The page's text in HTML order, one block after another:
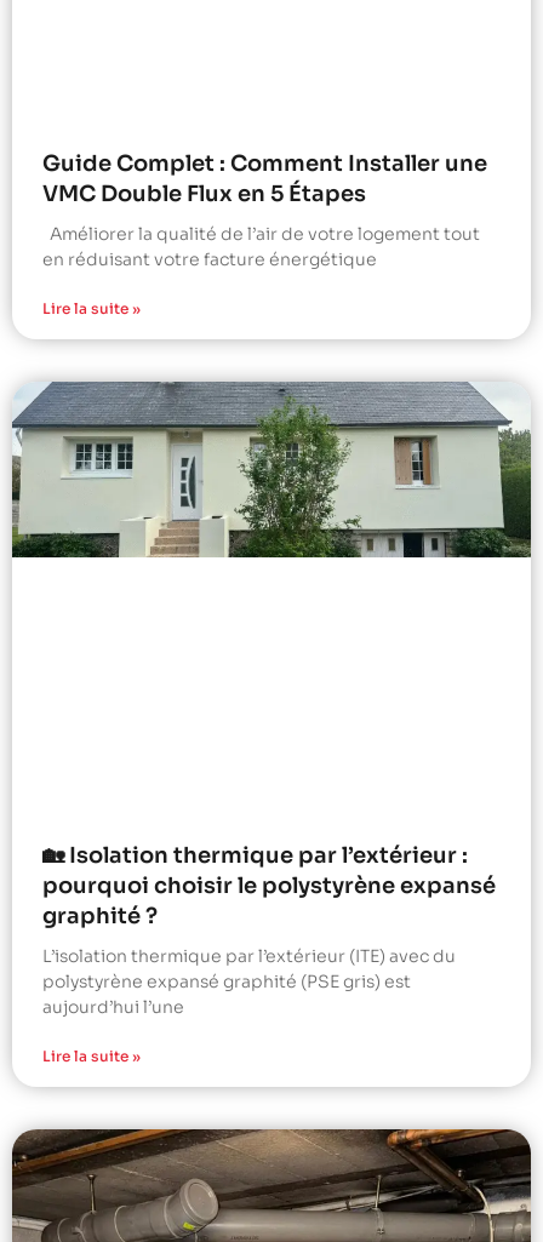
Guide Complet : Comment Installer une
VMC Double Flux en 5 Étapes
Améliorer la qualité de l’air de votre logement tout
en réduisant votre facture énergétique
Lire la suite »
🏡 Isolation thermique par l’extérieur :
pourquoi choisir le polystyrène expansé
graphité ?
L’isolation thermique par l’extérieur (ITE) avec du
polystyrène expansé graphité (PSE gris) est
aujourd’hui l’une
Lire la suite »